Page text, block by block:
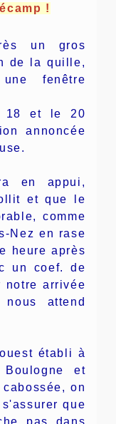
!
un gros
de la quille,
fenêtre
18 et le 20
annoncée
en appui,
et que le
comme
Nez en rase
heure après
un coef. de
notre arrivée
attend
établi à
et
on
que